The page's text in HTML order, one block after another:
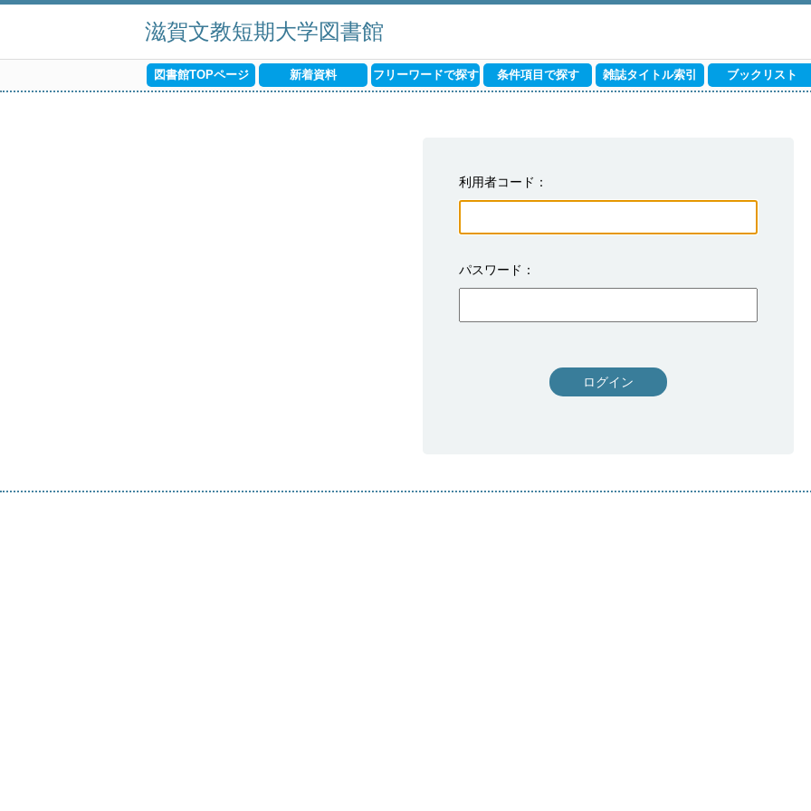
滋賀文教短期大学図書館
図書館TOPページ 新着資料 フリーワードで探す 条件項目で探す 雑誌タイトル索引 ブックリスト
利用者コード
パスワード
ログイン